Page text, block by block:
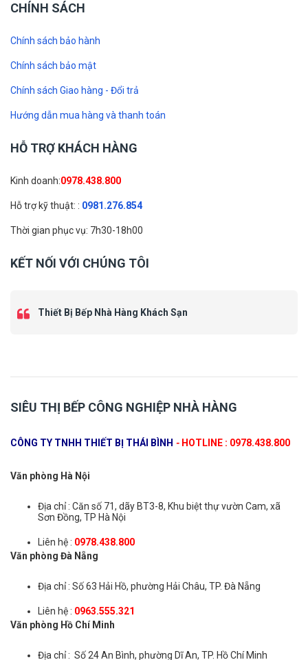
CHÍNH SÁCH
Chính sách bảo hành
Chính sách bảo mật
Chính sách Giao hàng - Đổi trả
Hướng dẫn mua hàng và thanh toán
HỖ TRỢ KHÁCH HÀNG
Kinh doanh:0978.438.800
Hỗ trợ kỹ thuật: : 0981.276.854
Thời gian phục vụ: 7h30-18h00
KẾT NỐI VỚI CHÚNG TÔI
Thiết Bị Bếp Nhà Hàng Khách Sạn
SIÊU THỊ BẾP CÔNG NGHIỆP NHÀ HÀNG
CÔNG TY TNHH THIẾT BỊ THÁI BÌNH - HOTLINE : 0978.438.800
Văn phòng Hà Nội
Địa chỉ : Căn số 71, dãy BT3-8, Khu biệt thự vườn Cam, xã
Sơn Đồng, TP Hà Nội
Liên hệ : 0978.438.800
Văn phòng Đà Nẵng
Địa chỉ : Số 63 Hải Hồ, phường Hải Châu, TP. Đà Nẵng
Liên hệ : 0963.555.321
Văn phòng Hồ Chí Minh
Địa chỉ : Số 24 An Bình, phường Dĩ An, TP. Hồ Chí Minh